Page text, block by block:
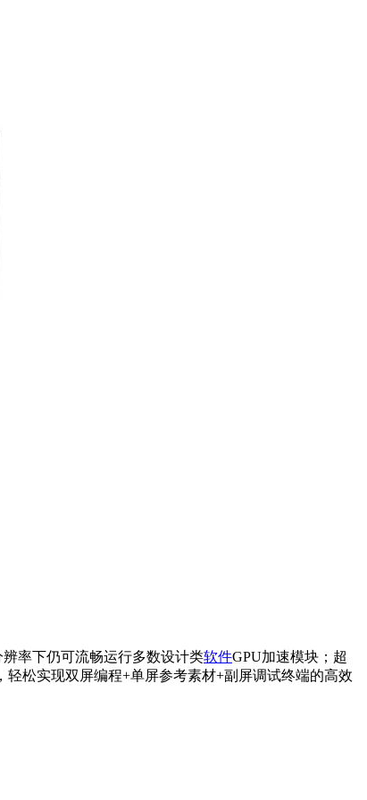
率下仍可流畅运行多数设计类软件GPU加速模块；超
轻松实现双屏编程+单屏参考素材+副屏调试终端的高效